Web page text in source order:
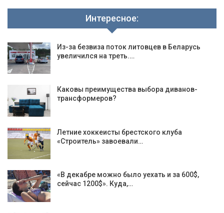
Интересное:
Из-за безвиза поток литовцев в Беларусь
увеличился на треть.…
Каковы преимущества выбора диванов-
трансформеров?
Летние хоккеисты брестского клуба
«Строитель» завоевали…
«В декабре можно было уехать и за 600$,
сейчас 1200$». Куда,…